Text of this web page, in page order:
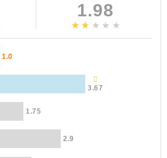
1.98
1.0
3.67
1.75
2.9